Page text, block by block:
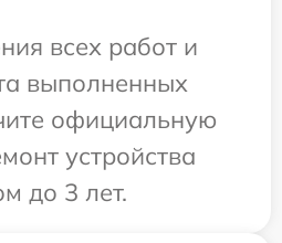
всех работ и
выполненных
официальную
устройства
до 3 лет.